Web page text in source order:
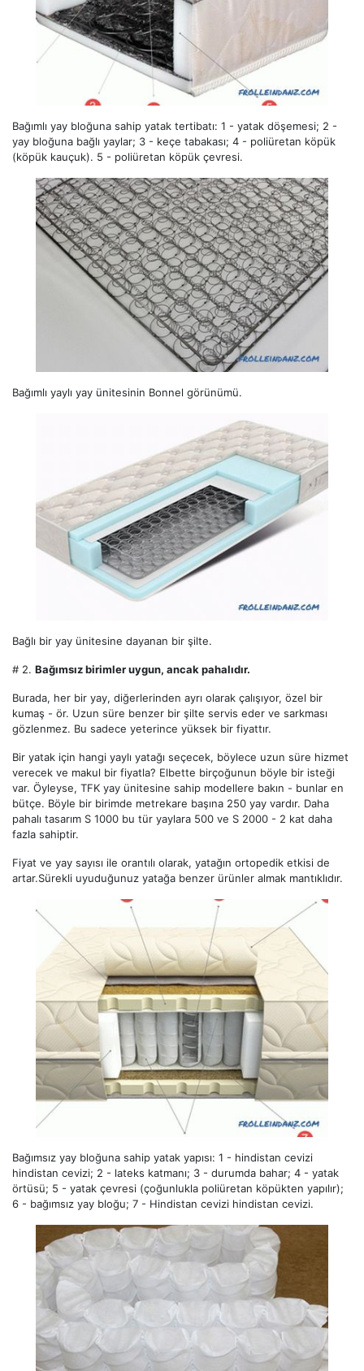
Bağımlı yay bloğuna sahip yatak tertibatı: 1 - yatak döşemesi; 2 -
yay bloğuna bağlı yaylar; 3 - keçe tabakası; 4 - poliüretan köpük
(köpük kauçuk). 5 - poliüretan köpük çevresi.
Bağımlı yaylı yay ünitesinin Bonnel görünümü.
Bağlı bir yay ünitesine dayanan bir şilte.
# 2. Bağımsız birimler uygun, ancak pahalıdır.
Burada, her bir yay, diğerlerinden ayrı olarak çalışıyor, özel bir
kumaş - ör. Uzun süre benzer bir şilte servis eder ve sarkması
gözlenmez. Bu sadece yeterince yüksek bir fiyattır.
Bir yatak için hangi yaylı yatağı seçecek, böylece uzun süre hizmet
verecek ve makul bir fiyatla? Elbette birçoğunun böyle bir isteği
var. Öyleyse, TFK yay ünitesine sahip modellere bakın - bunlar en
bütçe. Böyle bir birimde metrekare başına 250 yay vardır. Daha
pahalı tasarım S 1000 bu tür yaylara 500 ve S 2000 - 2 kat daha
fazla sahiptir.
Fiyat ve yay sayısı ile orantılı olarak, yatağın ortopedik etkisi de
artar.Sürekli uyuduğunuz yatağa benzer ürünler almak mantıklıdır.
Bağımsız yay bloğuna sahip yatak yapısı: 1 - hindistan cevizi
hindistan cevizi; 2 - lateks katmanı; 3 - durumda bahar; 4 - yatak
örtüsü; 5 - yatak çevresi (çoğunlukla poliüretan köpükten yapılır);
6 - bağımsız yay bloğu; 7 - Hindistan cevizi hindistan cevizi.